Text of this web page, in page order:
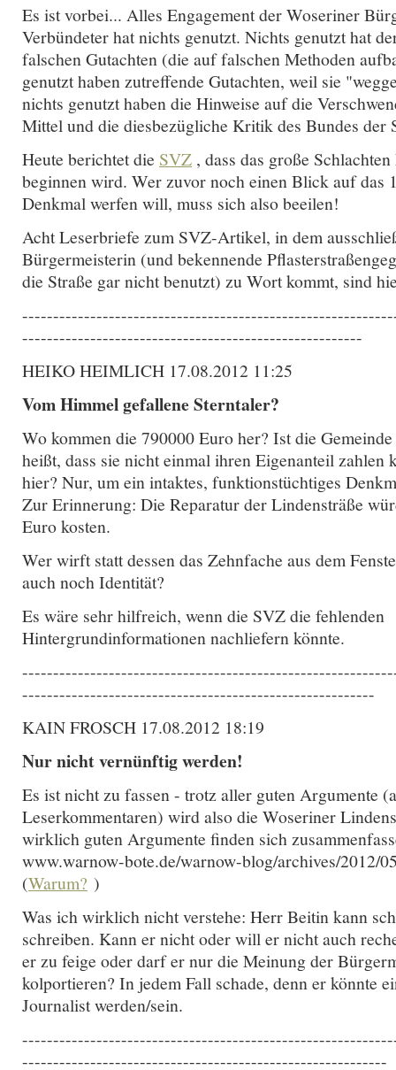
Es ist vorbei... Alles Engagement der Woseriner
Verbündeter hat nichts genutzt. Nichts genutzt hat
falschen Gutachten (die auf falschen Methoden
genutzt haben zutreffende Gutachten, weil sie
nichts genutzt haben die Hinweise auf die
Mittel und die diesbezügliche Kritik des Bundes der
Heute berichtet die SVZ , dass das große
beginnen wird. Wer zuvor noch einen Blick auf das
Denkmal werfen will, muss sich also beeilen!
Acht Leserbriefe zum SVZ-Artikel, in dem
Bürgermeisterin (und bekennende
die Straße gar nicht benutzt) zu Wort kommt, sind
-------------------------------------------------------
HEIKO HEIMLICH 17.08.2012 11:25
Vom Himmel gefallene Sterntaler?
Wo kommen die 790000 Euro her? Ist die
heißt, dass sie nicht einmal ihren Eigenanteil zahlen
hier? Nur, um ein intaktes, funktionstüchtiges
Zur Erinnerung: Die Reparatur der Lindensträße
Euro kosten.
Wer wirft statt dessen das Zehnfache aus dem
auch noch Identität?
Es wäre sehr hilfreich, wenn die SVZ die fehlenden
Hintergrundinformationen nachliefern könnte.
---------------------------------------------------------
KAIN FROSCH 17.08.2012 18:19
Nur nicht vernünftig werden!
Es ist nicht zu fassen - trotz aller guten Argumente
Leserkommentaren) wird also die Woseriner
wirklich guten Argumente finden sich
www.warnow-bote.de/warnow-blog/archives/2012/
(Warum? )
Was ich wirklich nicht verstehe: Herr Beitin kann
schreiben. Kann er nicht oder will er nicht auch
er zu feige oder darf er nur die Meinung der
kolportieren? In jedem Fall schade, denn er könnte
Journalist werden/sein.
-----------------------------------------------------------